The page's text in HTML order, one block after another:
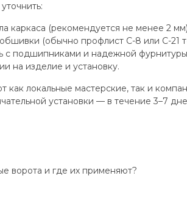
каркаса (рекомендуется не менее 2
(обычно профлист С-8 или С-21
с подшипниками и надежной
на изделие и установку.
как локальные мастерские, так и
установки — в течение 3–7
ворота и где их применяют?